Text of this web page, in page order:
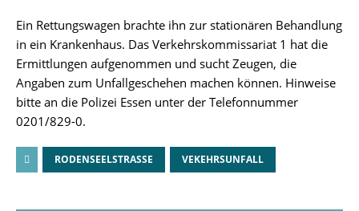
Ein Rettungswagen brachte ihn zur stationären Behandlung
in ein Krankenhaus. Das Verkehrskommissariat 1 hat die
Ermittlungen aufgenommen und sucht Zeugen, die
Angaben zum Unfallgeschehen machen können. Hinweise
bitte an die Polizei Essen unter der Telefonnummer
0201/829-0.
RODENSEELSTRASSE VEKEHRSUNFALL